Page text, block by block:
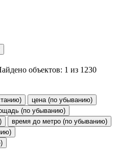
объектов: 1 из 1230
цена (по убыванию)
(по убыванию)
время до метро (по убыванию)